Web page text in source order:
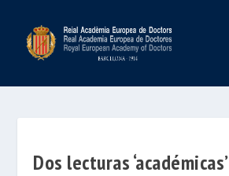
Dos lecturas ‘académicas’